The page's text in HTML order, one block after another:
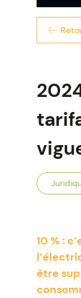
10 % :
être